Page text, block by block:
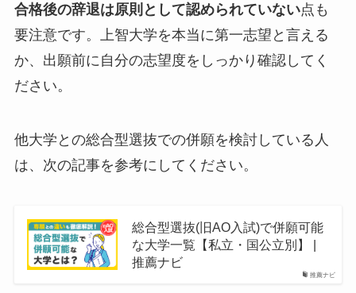
合格後の辞退は原則として認められていない点も
要注意です。上智大学を本当に第一志望と言える
か、出願前に自分の志望度をしっかり確認してく
ださい。
他大学との総合型選抜での併願を検討している人
は、次の記事を参考にしてください。
推薦ナビ
総合型選抜(旧AO入試)で併願可能
な大学一覧【私立・国公立別】 |
推薦ナビ